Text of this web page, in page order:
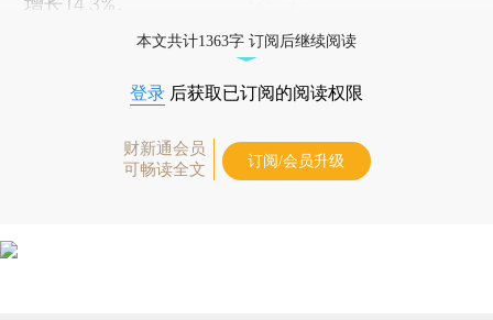
本文共计1363字 订阅后继续阅读
登录 后获取已订阅的阅读权限
财新通会员
可畅读全文
订阅/会员升级